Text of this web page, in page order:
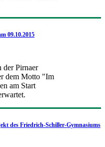
09.10.2015
der Pirnaer
dem Motto "Im
am Start
des Friedrich-Schiller-Gymnasiums